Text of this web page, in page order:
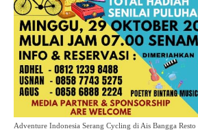
Adventure Indonesia Serang Cycling di Ais Bangga